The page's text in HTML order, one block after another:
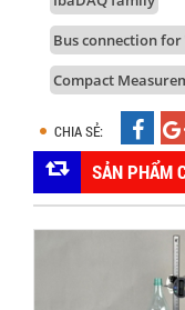
Bus connection for
Compact
CHIA SẺ:
SẢN PHẨM